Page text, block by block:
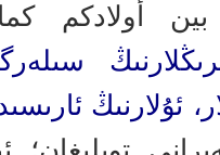
بين أولادكم
ئۇلارنىڭ